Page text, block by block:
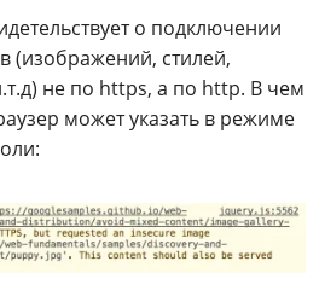
о подключении
(изображений, стилей,
не по https, а по http. В чем
может указать в режиме